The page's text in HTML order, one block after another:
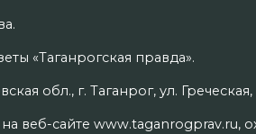
«Таганрогская правда».
обл., г. Таганрог, ул. Греческая,
веб-сайте www.taganrogprav.ru,